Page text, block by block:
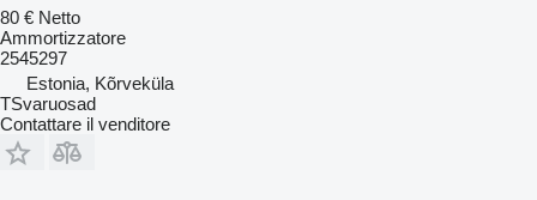
80 € Netto
Ammortizzatore
2545297
Estonia, Kõrveküla
TSvaruosad
Contattare il venditore